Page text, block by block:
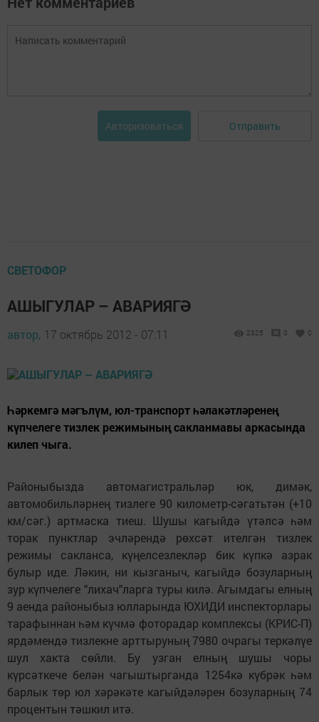
Авторизоваться Отправить
СВЕТОФОР
АШЫГУЛАР – АВАРИЯГӘ
автор, 17 октябрь 2012 - 07:11 2325 0 0
Һәркемгә мәгълүм, юл-транспорт һәлакәтләренең
күпчелеге тизлек режимының сакланмавы аркасында
килеп чыга.
Районыбызда автомагистральләр юк, димәк,
автомобильләрнең тизлеге 90 километр-сәгатьтән (+10
км/сәг.) артмаска тиеш. Шушы кагыйдә үтәлсә һәм
торак пунктлар эчләрендә рөхсәт ителгән тизлек
режимы сакланса, күңелсезлекләр бик күпкә азрак
булыр иде. Ләкин, ни кызганыч, кагыйдә бозуларның
зур күпчелеге "лихач"ларга туры килә. Агымдагы елның
9 аенда районыбыз юлларында ЮХИДИ инспекторлары
тарафыннан һәм күчмә фоторадар комплексы (КРИС-П)
ярдәмендә тизлекне арттыруның 7980 очрагы теркәлүе
шул хакта сөйли. Бу узган елның шушы чоры
күрсәткече белән чагыштырганда 1254кә күбрәк һәм
барлык төр юл хәрәкәте кагыйдәләрен бозуларның 74
процентын тәшкил итә.